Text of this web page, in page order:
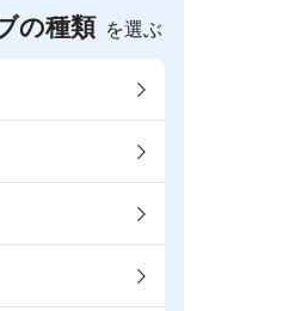
の種類 を選ぶ